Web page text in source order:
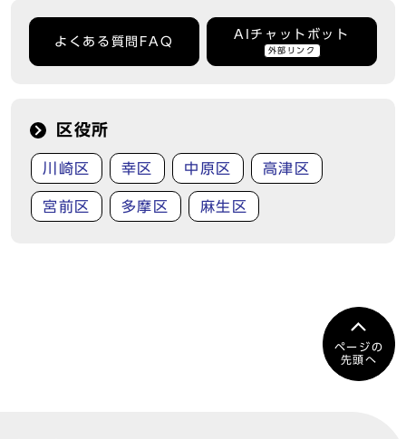
よくある質問FAQ
AIチャットボット
外部リンク
区役所
川崎区 幸区 中原区 高津区
宮前区 多摩区 麻生区
ページの
先頭へ